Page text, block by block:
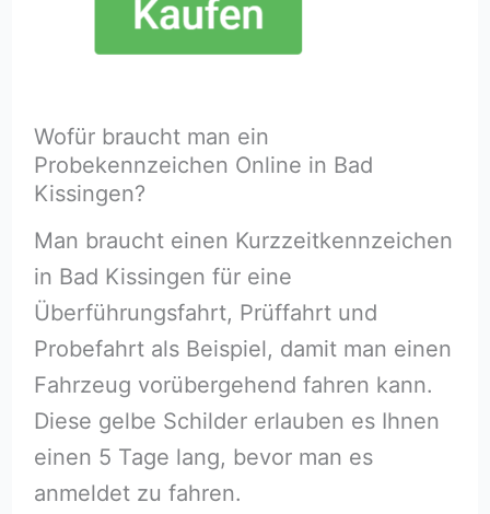
Wofür braucht man ein
Probekennzeichen Online in Bad
Kissingen?
Man braucht einen Kurzzeitkennzeichen
in Bad Kissingen für eine
Überführungsfahrt, Prüffahrt und
Probefahrt als Beispiel, damit man einen
Fahrzeug vorübergehend fahren kann.
Diese gelbe Schilder erlauben es Ihnen
einen 5 Tage lang, bevor man es
anmeldet zu fahren.